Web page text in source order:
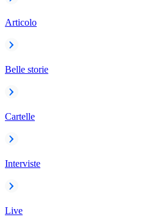
Articolo
Belle storie
Cartelle
Interviste
Live